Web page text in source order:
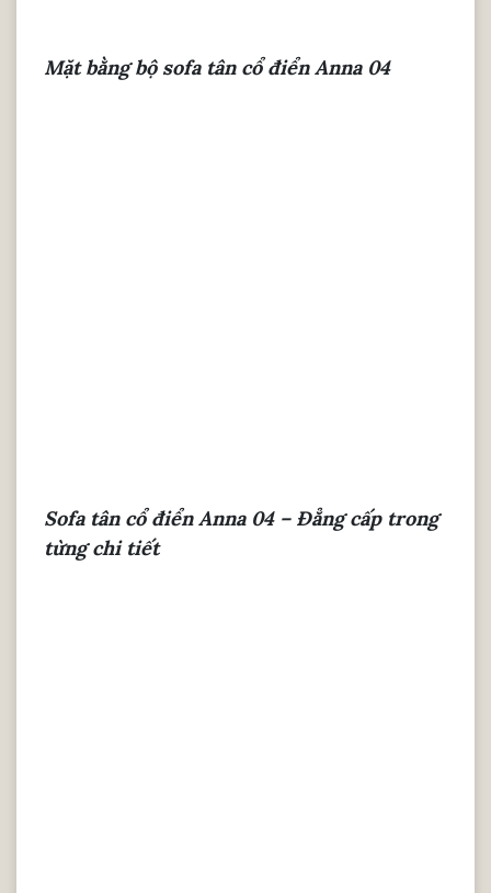
Mặt bằng bộ sofa tân cổ điển Anna 04
Sofa tân cổ điển Anna 04 – Đẳng cấp trong
từng chi tiết